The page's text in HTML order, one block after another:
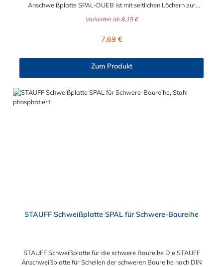
Anschweißplatte SPAL-DUEB ist mit seitlichen Löchern zur
Das Material der STAUFF Schweißplatte ist je nach Baugröße
Varianten ab 8,15 €
Regulärer Preis:
7,69 €
Zum Produkt
STAUFF Schweißplatte SPAL für Schwere-Baureihe
STAUFF Schweißplatte für die schwere Baureihe Die STAUFF
Anschweißplatte für Schellen der schweren Baureihe nach DIN